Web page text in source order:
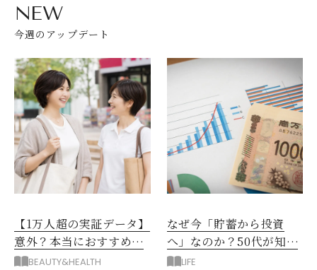
NEW
今週のアップデート
【1万人超の実証データ】
意外？本当におすすめな
運動とストレス解消法と
BEAUTY&HEALTH
なぜ今「貯蓄から投資
へ」なのか？50代が知る
べきお金の新常識
LIFE